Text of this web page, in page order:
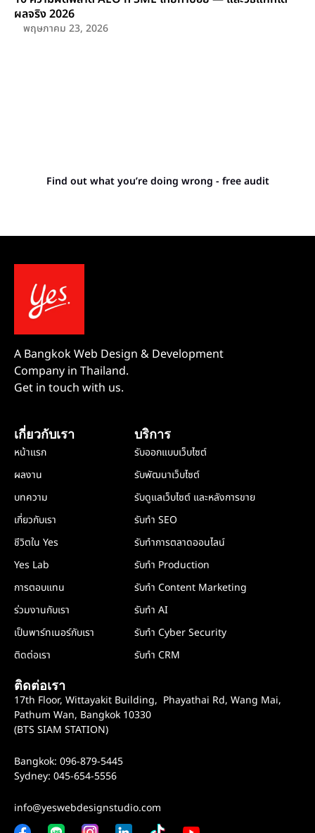
ผลจริง 2026
พฤษภาคม 23, 2026
Find out what you’re doing wrong - free audit
A Bangkok Web Design & Development
Company in Thailand.
Get in touch with us.
เกี่ยวกับเรา
หน้าแรก
ผลงาน
บทความ
เกี่ยวกับเรา
ชีวิตใน Yes
Yes Lab
การตอบแทน
ร่วมงานกับเรา
เป็นพาร์ทเนอร์กับเรา
ติดต่อเรา
บริการ
รับออกแบบเว็บไซต์
รับพัฒนาเว็บไซต์
รับดูแลเว็บไซต์ และหลังการขาย
รับทำ SEO
รับทำการตลาดออนไลน์
รับทำ Production
รับทำ Content Marketing
รับทำ AI
รับทำ Cyber Security
รับทำ CRM
ติดต่อเรา
17th Floor, Wittayakit Building, Phayathai Rd, Wang Mai,
Pathum Wan, Bangkok 10330
(BTS SIAM STATION)
Bangkok: 096-879-5445
Sydney: 045-654-5556
info@yeswebdesignstudio.com